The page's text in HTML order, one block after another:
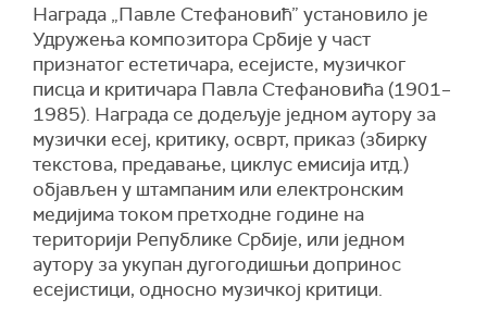
Награда „Павле Стефановић” установило је
Удружења композитора Србије у част
признатог естетичара, есејисте, музичког
писца и критичара Павла Стефановића (1901–
1985). Награда се додељује једном аутору за
музички есеј, критику, осврт, приказ (збирку
текстова, предавање, циклус емисија итд.)
објављен у штампаним или електронским
медијима током претходне године на
територији Републике Србије, или једном
аутору за укупан дугогодишњи допринос
есејистици, односно музичкој критици.